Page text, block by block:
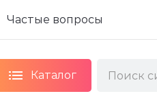
Частые вопросы
Каталог